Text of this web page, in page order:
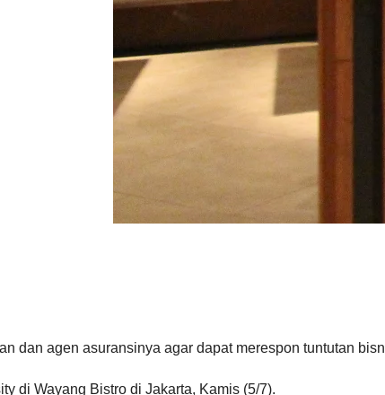
dan agen asuransinya agar dapat merespon tuntutan
di Wayang Bistro di Jakarta, Kamis (5/7).